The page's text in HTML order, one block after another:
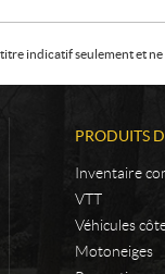
titre indicatif seulement et
PRODUITS
Inventaire
VTT
Véhicules
Motoneiges